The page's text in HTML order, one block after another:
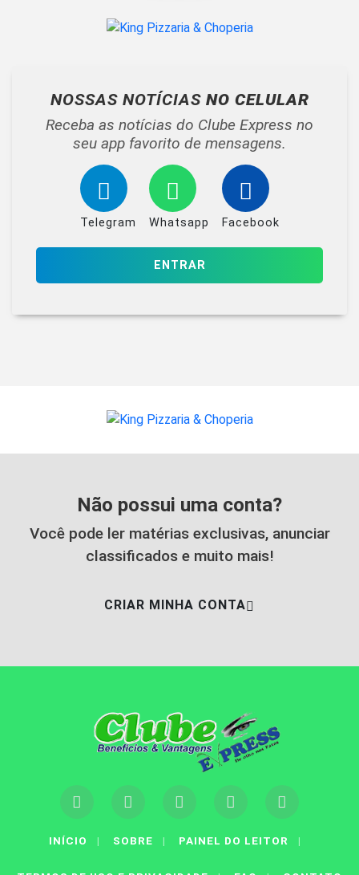
NOSSAS NOTÍCIAS NO CELULAR
Receba as notícias do Clube Express no
seu app favorito de mensagens.
Telegram Whatsapp Facebook
ENTRAR
Não possui uma conta?
Você pode ler matérias exclusivas, anunciar
classificados e muito mais!
CRIAR MINHA CONTA
INÍCIO | SOBRE | PAINEL DO LEITOR |
Esse site utiliza cookies para melhorar sua